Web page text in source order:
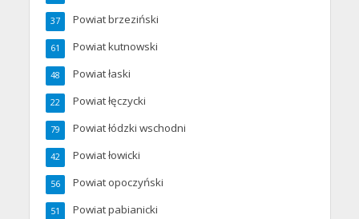
Powiat brzeziński
37
Powiat kutnowski
61
Powiat łaski
48
Powiat łęczycki
22
Powiat łódzki wschodni
79
Powiat łowicki
42
Powiat opoczyński
56
Powiat pabianicki
51